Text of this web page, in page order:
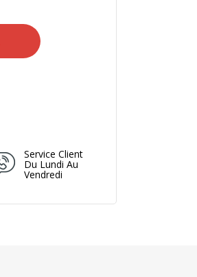
Service Client
Du Lundi Au
Vendredi